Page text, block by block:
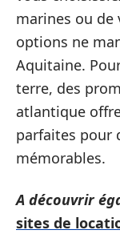
marines ou de
options ne
Aquitaine.
terre, des
atlantique
parfaites pour
mémorables.
A découvrir
sites de